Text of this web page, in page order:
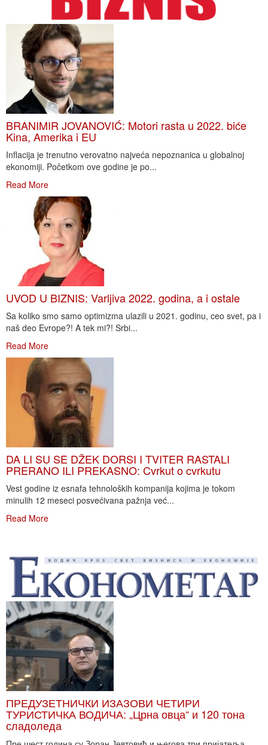
BRANIMIR JOVANOVIĆ: Motori rasta u 2022. biće
Kina, Amerika i EU
Inflacija je trenutno verovatno najveća nepoznanica u globalnoj
ekonomiji. Početkom ove godine je po...
Read More
UVOD U BIZNIS: Varljiva 2022. godina, a i ostale
Sa koliko smo samo optimizma ulazili u 2021. godinu, ceo svet, pa i
naš deo Evrope?! A tek mi?! Srbi...
Read More
DA LI SU SE DŽEK DORSI I TVITER RASTALI
PRERANO ILI PREKASNO: Cvrkut o cvrkutu
Vest godine iz esnafa tehnoloških kompanija kojima je tokom
minulih 12 meseci posvećivana pažnja već...
Read More
ПРЕДУЗЕТНИЧКИ ИЗАЗОВИ ЧЕТИРИ
ТУРИСТИЧКА ВОДИЧА: „Црна овца“ и 120 тона
сладоледа